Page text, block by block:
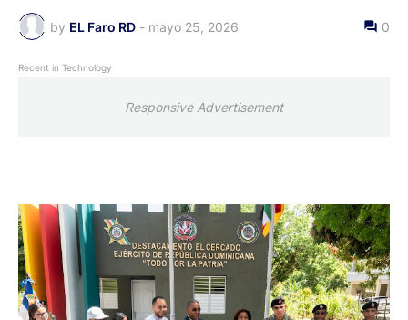
by EL Faro RD - mayo 25, 2026 0
Recent in Technology
Responsive Advertisement